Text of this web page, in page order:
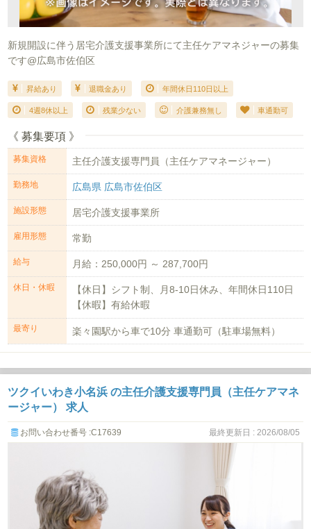
新規開設に伴う居宅介護支援事業所にて主任ケアマネジャーの募集
です@広島市佐伯区
昇給あり 退職金あり 年間休日110日以上
4週8休以上 残業少ない 介護兼務無し 車通勤可
《 募集要項 》
募集資格 主任介護支援専門員（主任ケアマネージャー）
勤務地 広島県 広島市佐伯区
施設形態 居宅介護支援事業所
雇用形態 常勤
給与 月給：250,000円 ～ 287,700円
休日・休暇
【休日】シフト制、月8‐10日休み、年間休日110日
【休暇】有給休暇
最寄り 楽々園駅から車で10分 車通勤可（駐車場無料）
ツクイいわき小名浜 の主任介護支援専門員（主任ケアマネ
ージャー） 求人
お問い合わせ番号 :C17639 最終更新日 : 2026/08/05